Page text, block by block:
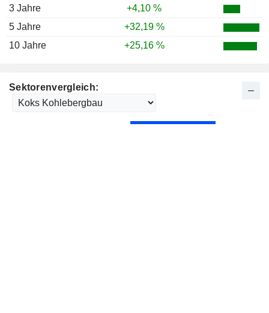
3 Jahre
+4,10 %
5 Jahre
+32,19 %
10 Jahre
+25,16 %
Sektorenvergleich: